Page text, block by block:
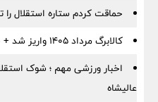
حماقت کردم ستاره استقلال را
کالابرگ مرداد ۱۴۰۵ واریز شد + جدول کامل
اخبار ورزشی مهم ؛ شوک
عالیشاه